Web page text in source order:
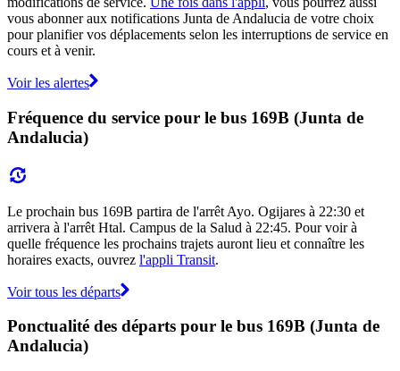
vous abonner aux notifications Junta de Andalucia de votre choix
pour planifier vos déplacements selon les interruptions de service en
cours et à venir.
Voir les alertes
Fréquence du service pour le bus 169B (Junta de
Andalucia)
Le prochain bus 169B partira de l'arrêt Ayo. Ogijares à 22:30 et
arrivera à l'arrêt Htal. Campus de la Salud à 22:45. Pour voir à
quelle fréquence les prochains trajets auront lieu et connaître les
horaires exacts, ouvrez l'appli Transit.
Voir tous les départs
Ponctualité des départs pour le bus 169B (Junta de
Andalucia)